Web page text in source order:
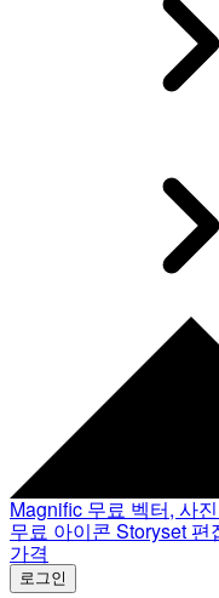
Magnific 무료 벡터, 사
무료 아이콘 Storyset 편
가격
로그인